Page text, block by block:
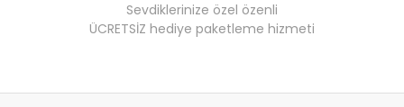
Sevdiklerinize özel özenli
ÜCRETSİZ hediye paketleme hizmeti